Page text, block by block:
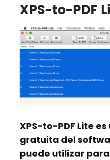
XPS-to-PDF
XPS-to-PDF Lite es
gratuita del
puede utilizar para